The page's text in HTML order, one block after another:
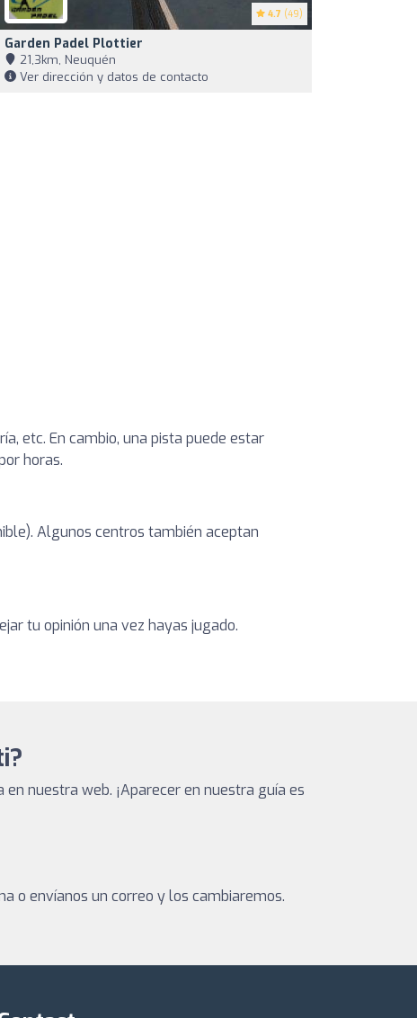
4.7 (49)
Garden Padel Plottier
21,3km, Neuquén
Ver dirección y datos de contacto
etc. En cambio, una pista puede estar
horas.
Algunos centros también aceptan
tu opinión una vez hayas jugado.
nuestra web. ¡Aparecer en nuestra guía es
o envíanos un correo y los cambiaremos.